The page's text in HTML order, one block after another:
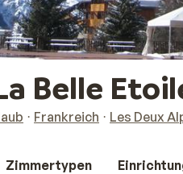
Belle
Frankreich Les Deux
Zimmertypen